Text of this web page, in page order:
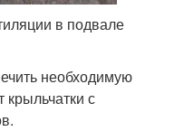
в подвале
необходимую
крыльчатки с